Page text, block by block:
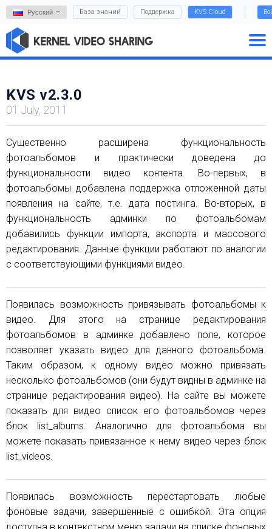
Русский База знаний Поддержка KVS Cloud
KVS v2.3.0
01 July, 2011
Существенно расширена функциональность
фотоальбомов и практически доведена до
функциональности видео контента. Во-первых, в
фотоальбомы добавлена поддержка отложенной даты
появления на сайте, т.е. дата постинга. Во-вторых, в
функциональность админки по фотоальбомам
добавились функции импорта, экспорта и массового
редактирования. Данные функции работают по аналогии
с соответствующими функциями видео.
Появилась возможность привязывать фотоальбомы к
видео. Для этого на странице редактирования
фотоальбомов в админке добавлено поле, которое
позволяет указать видео для данного фотоальбома.
Таким образом, к одному видео можно привязать
несколько фотоальбомов (они будут видны в админке на
странице редактирования видео). На сайте вы можете
показать для видео список его фотоальбомов через
блок list_albums. Аналогично для фотоальбома вы
можете показать привязанное к нему видео через блок
list_videos.
Появилась возможность перестартовать любые
фоновые задачи, завершенные с ошибкой. Эта опция